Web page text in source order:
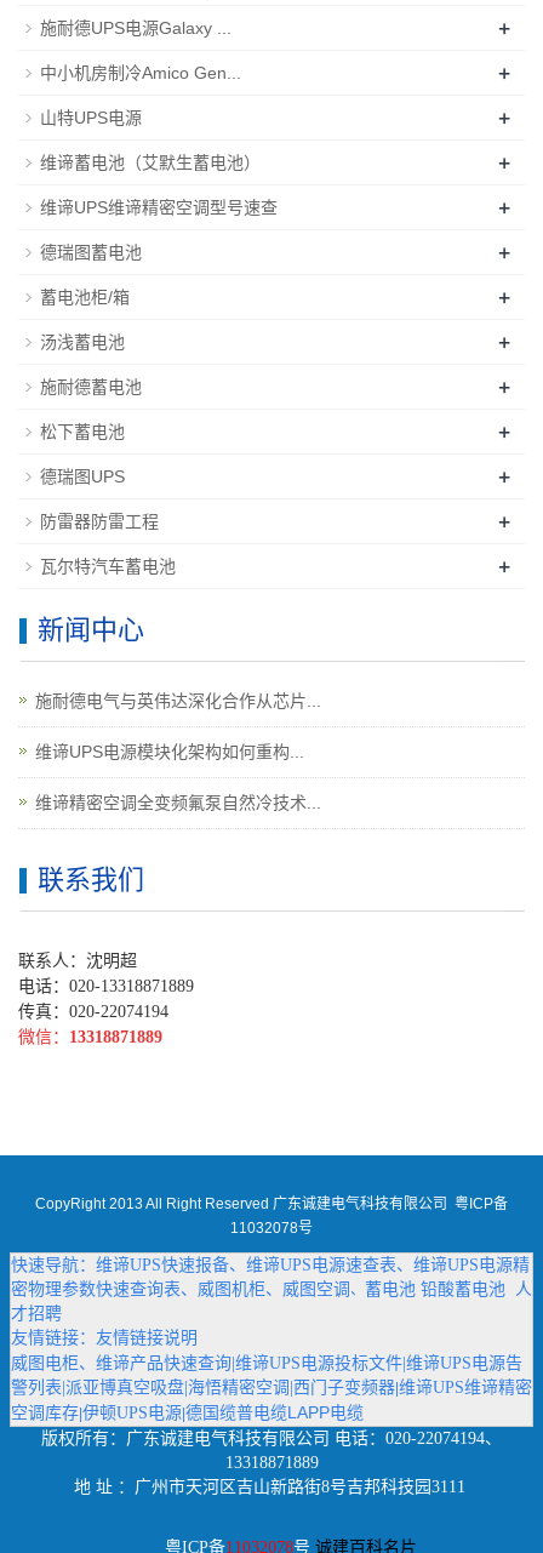
施耐德UPS电源Galaxy ... +
中小机房制冷Amico Gen... +
山特UPS电源 +
维谛蓄电池（艾默生蓄电池） +
维谛UPS维谛精密空调型号速查 +
德瑞图蓄电池 +
蓄电池柜/箱 +
汤浅蓄电池 +
施耐德蓄电池 +
松下蓄电池 +
德瑞图UPS +
防雷器防雷工程 +
瓦尔特汽车蓄电池 +
新闻中心
施耐德电气与英伟达深化合作从芯片...
维谛UPS电源模块化架构如何重构...
维谛精密空调全变频氟泵自然冷技术...
联系我们
联系人：沈明超
电话：020-13318871889
传真：020-22074194
微信： 13318871889
CopyRight 2013 All Right Reserved 广东诚建电气科技有限公司 粤ICP备
11032078号
快速导航： 维谛UPS快速报备、 维谛UPS电源速查表、 维谛UPS电源精
密物理参数快速查询表、 威图机柜、 威图空调、 蓄电池 铅酸蓄电池 人
才招聘
友情链接： 友情链接说明
威图电柜、 维谛产品快速查询 维谛UPS电源投标文件 维谛UPS电源告
警列表 派亚博真空吸盘 海悟精密空调 西门子变频器 维谛UPS维谛精密
空调库存 伊顿UPS电源 德国缆普电缆LAPP电缆
版权所有： 广东诚建电气科技有限公司 电话：020-22074194、
13318871889
地 址 ：广州市天河区吉山新路街8号吉邦科技园3111
粤ICP备11032078号 诚建百科名片